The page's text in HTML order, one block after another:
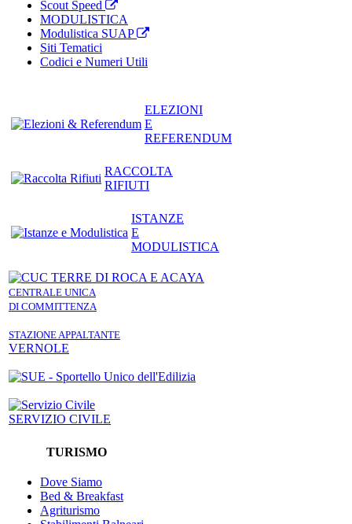
Scout Speed
MODULISTICA
Modulistica SUAP
Siti Tematici
Codici e Numeri Utili
ELEZIONI
E
REFERENDUM
RACCOLTA
RIFIUTI
ISTANZE
E
MODULISTICA
CENTRALE UNICA
DI COMMITTENZA
STAZIONE APPALTANTE
VERNOLE
SERVIZIO CIVILE
TURISMO
Dove Siamo
Bed & Breakfast
Agriturismo